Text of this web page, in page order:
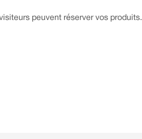
peuvent réserver vos produits.